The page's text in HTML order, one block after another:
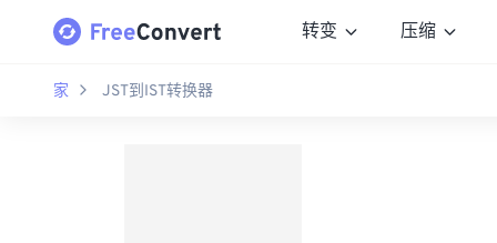
转变 压缩
家 JST到IST转换器